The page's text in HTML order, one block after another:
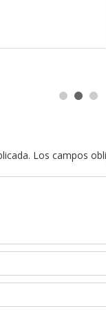
Los campos